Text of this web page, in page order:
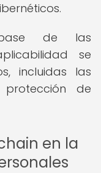
de las
se
incluidas las
de
en la